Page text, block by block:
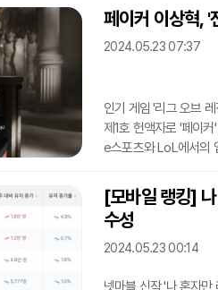
오프라인 행사를 열었
관계자와 파트너사들
기능을 체험하는 등의
2024.05.23 07:37
인기 게임 '리그 오브
제1호 헌액자로 '페이
e스포츠와 LoL에서의
진행하며 선정 기준은
통계, LoL e스포츠에
△LoL 월드 챔피언십
(2015-2016) △LoL월
[모바일 랭킹]
수성
2024.05.23 00:14
넷마블 신작 '나 혼자